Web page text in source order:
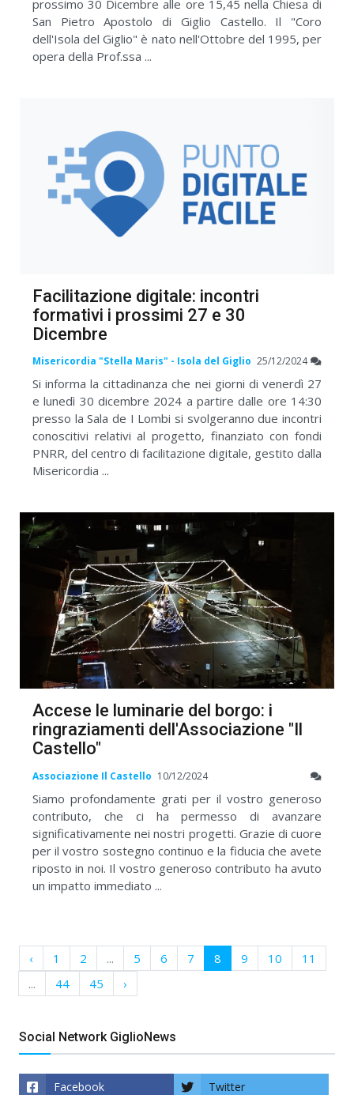
prossimo 30 Dicembre alle ore 15,45 nella Chiesa di
San Pietro Apostolo di Giglio Castello. Il "Coro
dell'Isola del Giglio" è nato nell'Ottobre del 1995, per
opera della Prof.ssa ...
Facilitazione digitale: incontri
formativi i prossimi 27 e 30
Dicembre
Misericordia "Stella Maris" - Isola del Giglio 25/12/2024
Si informa la cittadinanza che nei giorni di venerdì 27
e lunedì 30 dicembre 2024 a partire dalle ore 14:30
presso la Sala de I Lombi si svolgeranno due incontri
conoscitivi relativi al progetto, finanziato con fondi
PNRR, del centro di facilitazione digitale, gestito dalla
Misericordia ...
Accese le luminarie del borgo: i
ringraziamenti dell'Associazione "Il
Castello"
Associazione Il Castello 10/12/2024
Siamo profondamente grati per il vostro generoso
contributo, che ci ha permesso di avanzare
significativamente nei nostri progetti. Grazie di cuore
per il vostro sostegno continuo e la fiducia che avete
riposto in noi. Il vostro generoso contributo ha avuto
un impatto immediato ...
‹ 1 2 ... 5 6 7 8 9 10
11
...
44 45 ›
Social Network GiglioNews
Facebook Twitter